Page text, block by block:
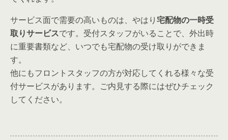
サービス面で需要の高いものは、やはり宅配物の一時受
取りサービスです。受付スタッフがいることで、外出時
に重要書類など、いつでも宅配物の受け取りができま
す。
他にもフロントスタッフの方が対応してくれる様々な受
付サービスがあります。ご内見する際にはぜひチェック
してください。